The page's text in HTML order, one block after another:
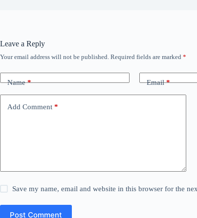
Leave a Reply
Your email address will not be published. Required fields are marked *
Name* Email*
Add Comment *
Save my name, email and website in this browser for the
Post Comment